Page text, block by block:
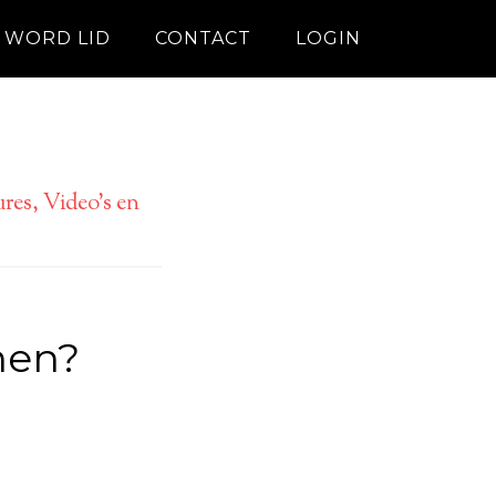
WORD LID CONTACT LOGIN
Video’s en